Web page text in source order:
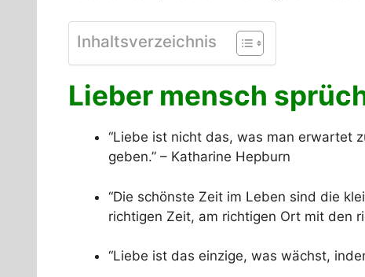
Inhaltsverzeichnis
Lieber mensch
“Liebe ist nicht das, was man erwartet
geben.” – Katharine Hepburn
“Die schönste Zeit im Leben sind die
richtigen Zeit, am richtigen Ort mit den
“Liebe ist das einzige, was wächst,